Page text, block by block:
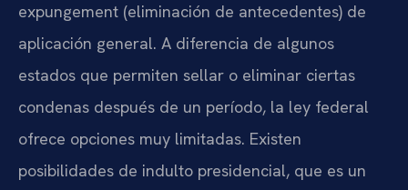
expungement (eliminación de antecedentes) de
aplicación general. A diferencia de algunos
estados que permiten sellar o eliminar ciertas
condenas después de un período, la ley federal
ofrece opciones muy limitadas. Existen
posibilidades de indulto presidencial, que es un